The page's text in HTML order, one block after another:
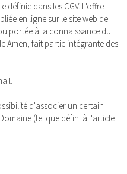
définie dans les CGV. L'offre
en ligne sur le site web de
portée à la connaissance du
Amen, fait partie intégrante des
d'associer un certain
(tel que défini à l'article